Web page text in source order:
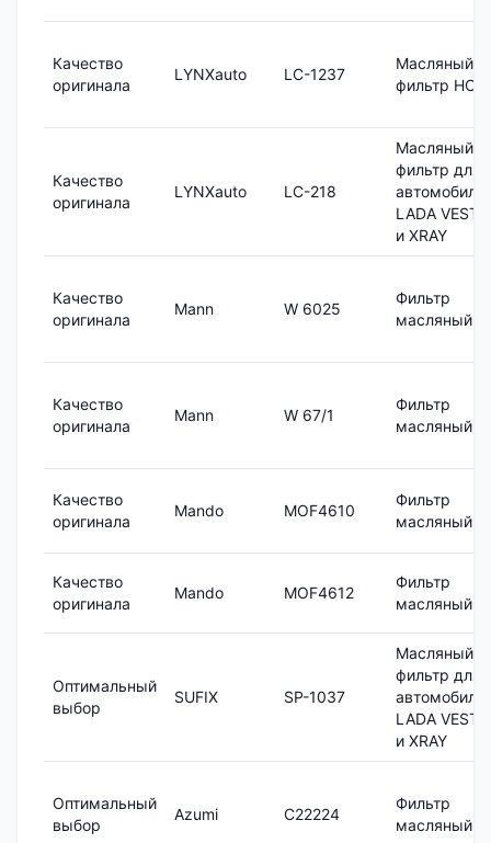
Качество
оригинала
LYNXauto LC-1237
Масляный
фильтр HCV
Качество
оригинала
LYNXauto LC-218
Масляный
фильтр для
LADA VESTA
и XRAY
Качество
оригинала
Mann W 6025
Фильтр
масляный
Качество
оригинала
Mann W 67/1
Фильтр
масляный
Качество
оригинала
Mando MOF4610
Фильтр
масляный
Качество
оригинала
Mando MOF4612
Фильтр
масляный
Оптимальный
выбор
SUFIX SP-1037
Масляный
фильтр для
LADA VESTA
и XRAY
Оптимальный
выбор
Azumi C22224
Фильтр
масляный